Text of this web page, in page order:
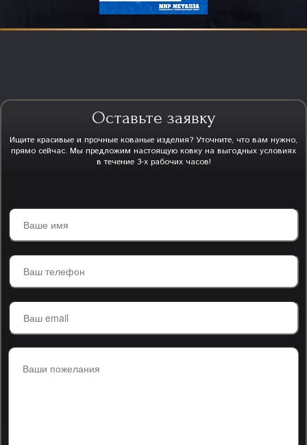
Оставьте заявку
Ищите красивые и прочные кованые изделия? Уточните, что вам нужно,
прямо сейчас. Мы предложим настоящую ковку на выгодных условиях
в течение 3-х рабочих часов!